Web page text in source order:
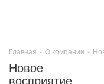
Главная - О компании -
Новое
восприятие